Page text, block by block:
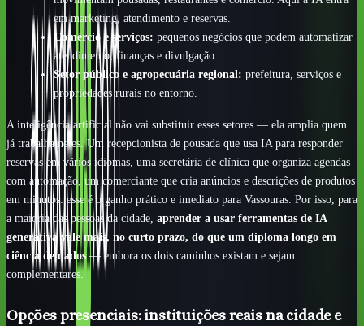
em marketing, atendimento e reservas.
Comércio e serviços: pequenos negócios que podem automatizar
atendimento, finanças e divulgação.
Setor público e agropecuária regional: prefeitura, serviços e
propriedades rurais no entorno.
A inteligência artificial não vai substituir esses setores — ela amplia quem
já trabalha neles. Um recepcionista de pousada que usa IA para responder
reservas em vários idiomas, uma secretária de clínica que organiza agendas
com automação, um comerciante que cria anúncios e descrições de produtos
em minutos: esse é o ganho prático e imediato para Vassouras. Por isso, para
a maioria das pessoas da cidade, aprender a usar ferramentas de IA
generativa vale mais, no curto prazo, do que um diploma longo em
ciência de dados— embora os dois caminhos existam e sejam
complementares.
Opções presenciais: instituições reais na cidade e